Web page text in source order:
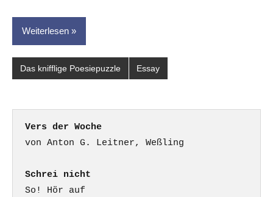
Weiterlesen
Das knifflige Poesiepuzzle Essay
Vers der Woche
Schrei nicht
So! Hör auf